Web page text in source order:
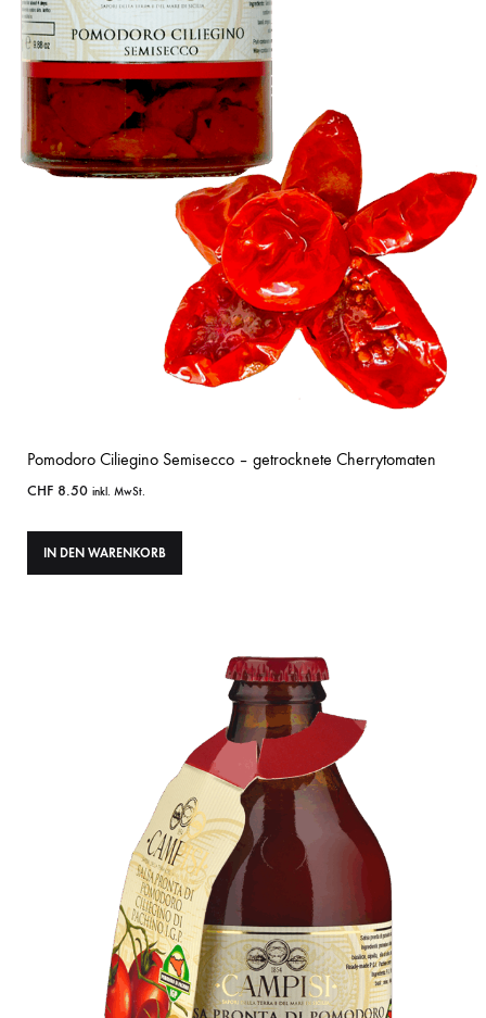
Pomodoro Ciliegino Semisecco – getrocknete Cherrytomaten
CHF 8.50 inkl. MwSt.
IN DEN WARENKORB